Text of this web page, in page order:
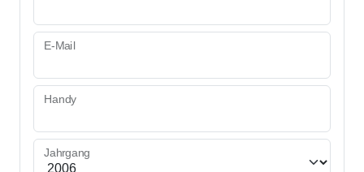
E-Mail
Handy
Jahrgang